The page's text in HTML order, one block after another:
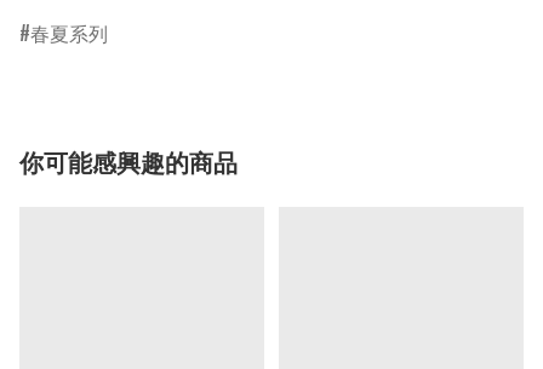
春夏系列
你可能感興趣的商品